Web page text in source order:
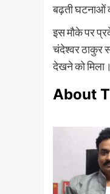
बढ़ती घटनाओं
इस मौके पर
चंदेश्वर ठाकुर
देखने को मिला।
About